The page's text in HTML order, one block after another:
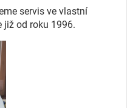
servis ve vlastní
již od roku 1996.